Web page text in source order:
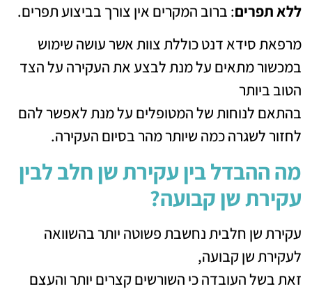
ללא תפרים: ברוב המקרים אין צורך בביצוע תפרים.
מרפאת סידא דנט כוללת צוות אשר עושה שימוש
במכשור מתאים על מנת לבצע את העקירה על הצד
הטוב ביותר
בהתאם לנוחות של המטופלים על מנת לאפשר להם
לחזור לשגרה כמה שיותר מהר בסיום העקירה.
מה ההבדל בין עקירת שן חלב לבין
עקירת שן קבועה?
עקירת שן חלבית נחשבת פשוטה יותר בהשוואה
לעקירת שן קבועה,
זאת בשל העובדה כי השורשים קצרים יותר והעצם